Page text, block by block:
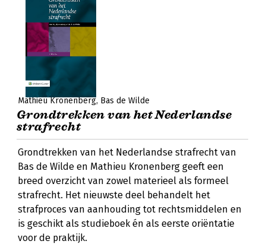
Mathieu Kronenberg Bas de Wilde
Grondtrekken van het Nederlandse
strafrecht
Grondtrekken van het Nederlandse strafrecht van
Bas de Wilde en Mathieu Kronenberg geeft een
breed overzicht van zowel materieel als formeel
strafrecht. Het nieuwste deel behandelt het
strafproces van aanhouding tot rechtsmiddelen en
is geschikt als studieboek én als eerste oriëntatie
voor de praktijk.